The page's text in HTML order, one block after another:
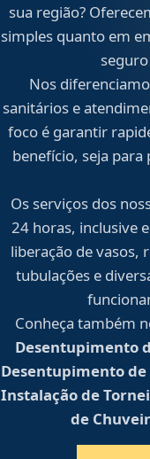
sua região?
simples quanto em
Nos
sanitários e
foco é garantir
benefício, seja
Os serviços dos
24 horas, inclusive
liberação de vasos,
tubulações e
Conheça também
Desentupimento
Desentupimento de
Instalação de
de